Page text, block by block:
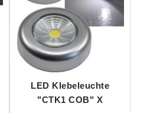
LED Klebeleuchte
"CTK1 COB" X